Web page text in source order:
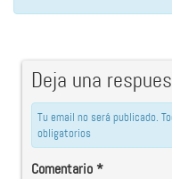
Deja una
Tu email no será publicado.
obligatorios
Comentario*